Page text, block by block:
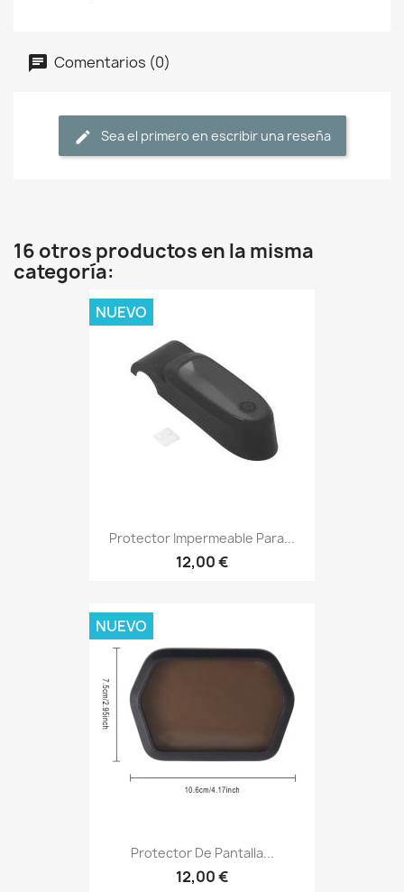
Comentarios (0)
Sea el primero en escribir una reseña
16 otros productos en la misma
categoría:
Protector Impermeable Para...
12,00 €
NUEVO
Protector De Pantalla...
12,00 €
NUEVO